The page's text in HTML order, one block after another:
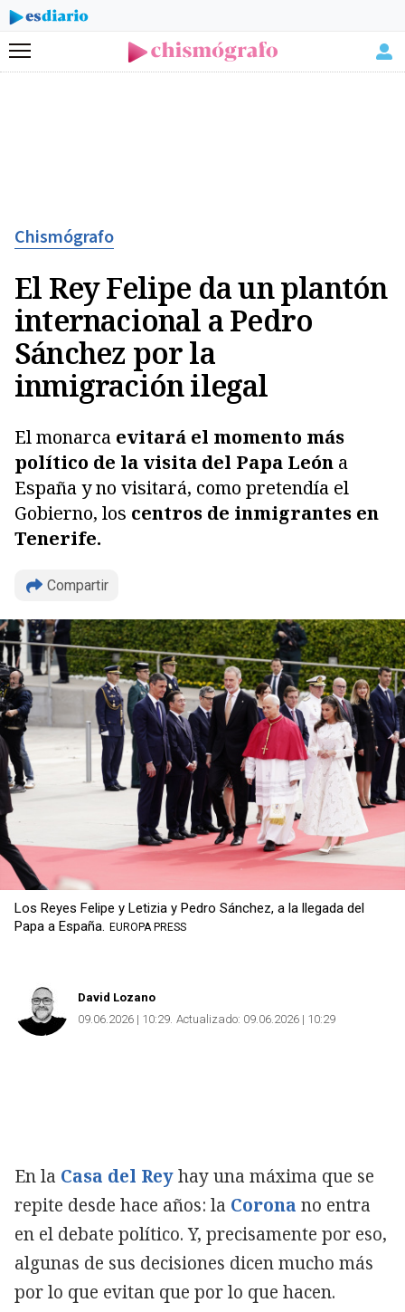
Menú
Chismógrafo
El Rey Felipe da un plantón
internacional a Pedro
Sánchez por la
inmigración ilegal
El monarca evitará el momento más
político de la visita del Papa León a
España y no visitará, como pretendía el
Gobierno, los centros de inmigrantes en
Tenerife.
Compartir
Copiar
Los Reyes Felipe y Letizia y Pedro Sánchez, a la llegada del
Papa a España. EUROPA PRESS
David Lozano
09.06.2026 | 10:29 Actualizado: 09.06.2026 | 10:29
En la Casa del Reyhay una máxima que se
repite desde hace años: la Corona no entra
en el debate político. Y, precisamente por eso,
algunas de sus decisiones dicen mucho más
por lo que evitan que por lo que hacen.